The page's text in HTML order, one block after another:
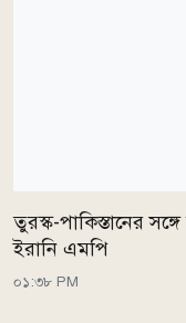
তুরস্ক-পাকিস্তানের
ইরানি এমপি
০১:৩৮ PM